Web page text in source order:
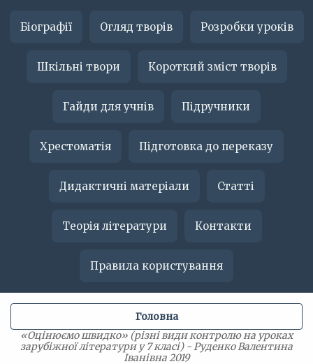
Біографії Огляд творів Розробки уроків
Шкільні твори Короткий зміст творів
Гайди для учнів Підручники
Хрестоматія Підготовка до переказу
Дидактичні матеріали Статті
Теорія літератури Контакти
Правила користування
«Оцінюємо швидко» (різні види контролю на уроках
зарубіжної літератури у 7 класі) - Руденко Валентина
Іванівна 2019
Головна